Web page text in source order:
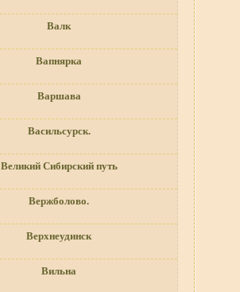
Валк
Вапнярка
Варшава
Васильсурск.
Великий Сибирский путь
Вержболово.
Верхнеудинск
Вильна